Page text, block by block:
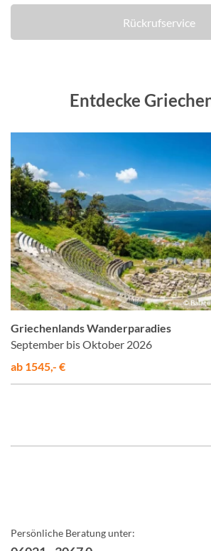
Rückrufservice
Entdecke
©
Griechenlands Wanderparadies
September bis Oktober 2026
ab 1545,- €
Persönliche Beratung unter: